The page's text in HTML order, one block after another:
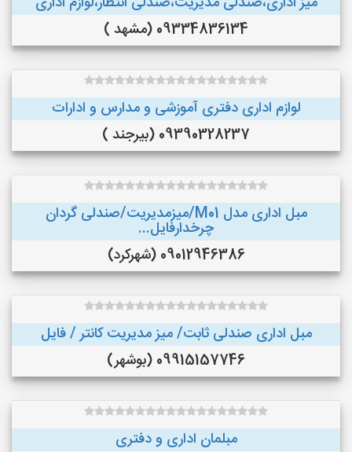
09334836134 (مشهد )
لوازم اداری دفتری آموزشی و مدارس و ادارات
09390328237 (بیرجند )
مبل اداری مدل M01/میزمدیریت/صندلی گردان
چرخدارفایل...
09012946386 (شهرکرد)
مبل اداری صندلی ثابت/ میز مدیریت کانتر / فایل
09915157746 (بوشهر)
مبلمان اداری و دفتری